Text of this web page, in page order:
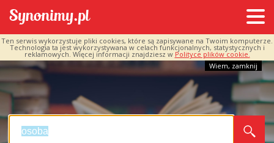
Ten serwis wykorzystuje pliki cookies, które są zapisywane na Twoim komputerze.
Technologia ta jest wykorzystywana w celach funkcjonalnych, statystycznych i
reklamowych. Więcej informacji znajdziesz w Polityce plików cookie.
Wiem, zamknij